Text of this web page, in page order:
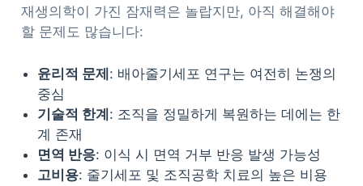
재생의학이 가진 잠재력은 놀랍지만, 아직 해결해야
할 문제도 많습니다:
윤리적 문제 : 배아줄기세포 연구는 여전히 논쟁의
중심
기술적 한계 : 조직을 정밀하게 복원하는 데에는 한
계 존재
면역 반응: 이식 시 면역 거부 반응 발생 가능성
고비용: 줄기세포 및 조직공학 치료의 높은 비용